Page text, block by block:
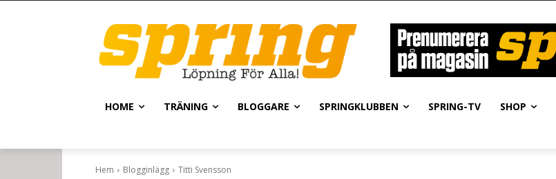
HOME TRÄNING BLOGGARE SPRINGKLUBBEN SPRING-TV SHOP
Hem Blogginlägg Titti Svensson